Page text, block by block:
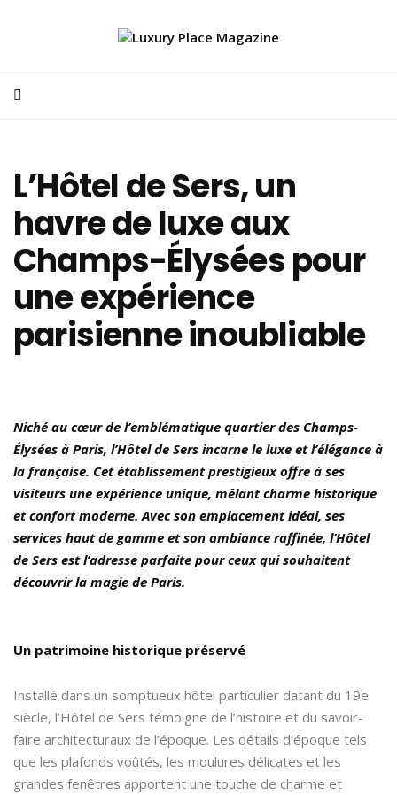
L’Hôtel de Sers, un
havre de luxe aux
Champs-Élysées pour
une expérience
parisienne inoubliable
Niché au cœur de l’emblématique quartier des Champs-
Élysées à Paris, l’Hôtel de Sers incarne le luxe et l’élégance à
la française. Cet établissement prestigieux offre à ses
visiteurs une expérience unique, mêlant charme historique
et confort moderne. Avec son emplacement idéal, ses
services haut de gamme et son ambiance raffinée, l’Hôtel
de Sers est l’adresse parfaite pour ceux qui souhaitent
découvrir la magie de Paris.
Un patrimoine historique préservé
Installé dans un somptueux hôtel particulier datant du 19e
siècle, l’Hôtel de Sers témoigne de l’histoire et du savoir-
faire architecturaux de l’époque. Les détails d’époque tels
que les plafonds voûtés, les moulures délicates et les
grandes fenêtres apportent une touche de charme et